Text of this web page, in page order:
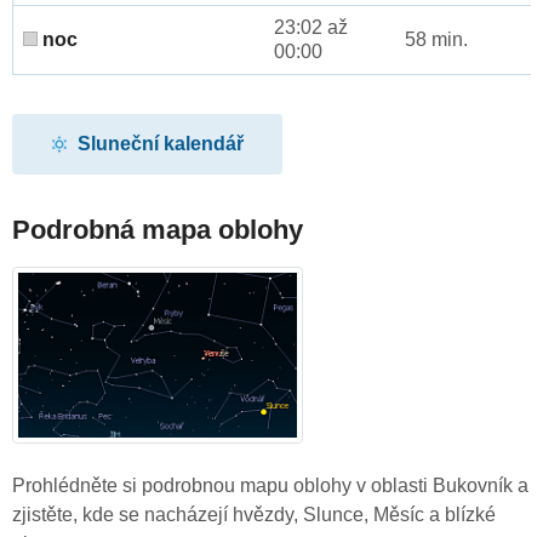
noc
23:02 až
00:00
58 min.
Sluneční kalendář
Podrobná mapa oblohy
Prohlédněte si podrobnou mapu oblohy v oblasti Bukovník a
zjistěte, kde se nacházejí hvězdy, Slunce, Měsíc a blízké